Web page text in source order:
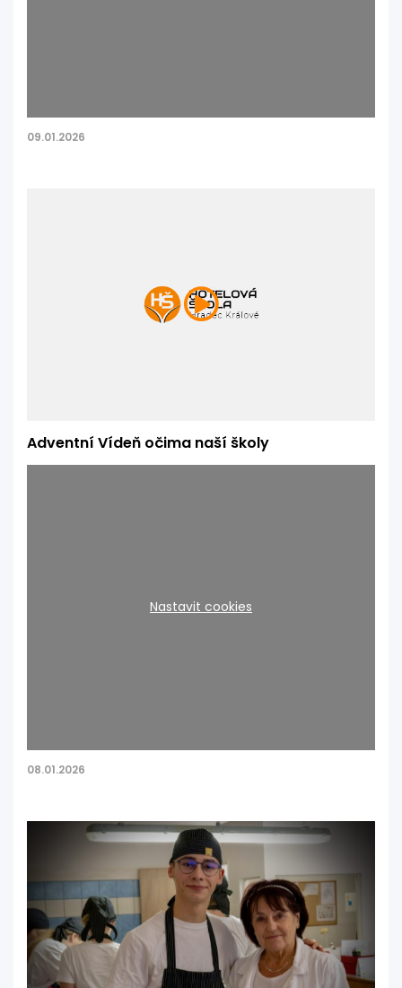
09.01.2026
Adventní Vídeň očima naší školy
na adventní exkurzi do Vídně, která nás přivítala
ročníků a už cesta autobusem napověděla, že nepůjde
o obyčejný výlet – naši třeťáci se ujali role průvodců a
během jízdy nám poutavě představovali zajímavosti o
Vídni i jejích nejznámějších památkách.
Nastavit cookies
08.01.2026